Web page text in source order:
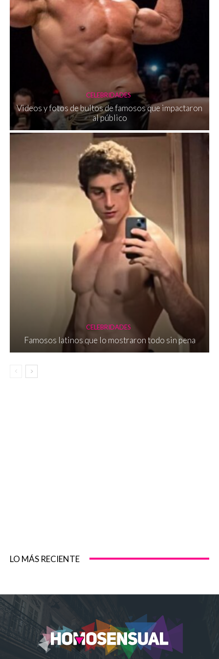
CELEBRIDADES
Videos y fotos de bultos de famosos que impactaron
al público
CELEBRIDADES
Famosos latinos que lo mostraron todo sin pena
LO MÁS RECIENTE